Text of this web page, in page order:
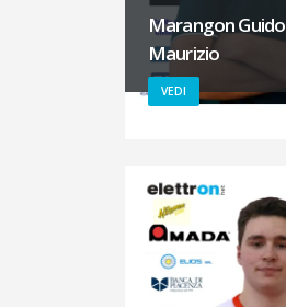
Marangon Guido
Maurizio
VEDI